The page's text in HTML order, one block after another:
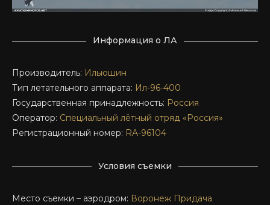
Информация о ЛА
Производитель: Ильюшин
Тип летательного аппарата: Ил-96-400
Государственная принадлежность: Россия
Оператор: Специальный лётный отряд «Россия»
Регистрационный номер: RA-96104
Условия съемки
Место съемки – аэродром: Воронеж Придача